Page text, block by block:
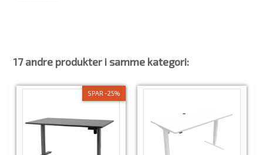
17 andre produkter i samme kategori:
SPAR -25%